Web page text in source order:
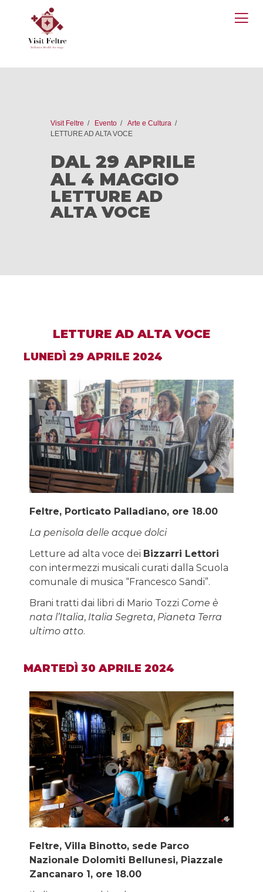
Visit Feltre Evento
Arte e Cultura
LETTURE AD ALTA VOCE
DAL 29 APRILE
AL 4 MAGGIO
LETTURE AD
ALTA VOCE
LETTURE AD ALTA VOCE
LUNEDÌ 29 APRILE 2024
Feltre, Porticato Palladiano, ore 18.00
La penisola delle acque dolci
Letture ad alta voce dei Bizzarri Lettori
con intermezzi musicali curati dalla Scuola
comunale di musica “Francesco Sandi”.
Brani tratti dai libri di Mario Tozzi Come è
nata l’Italia, Italia Segreta, Pianeta Terra
ultimo atto.
MARTEDÌ 30 APRILE 2024
Feltre, Villa Binotto, sede Parco
Nazionale Dolomiti Bellunesi, Piazzale
Zancanaro 1, ore 18.00